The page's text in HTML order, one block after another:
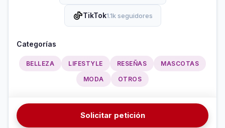
TikTok1.1k seguidores
Categorías
BELLEZA LIFESTYLE RESEÑAS MASCOTAS
MODA OTROS
Solicitar petición